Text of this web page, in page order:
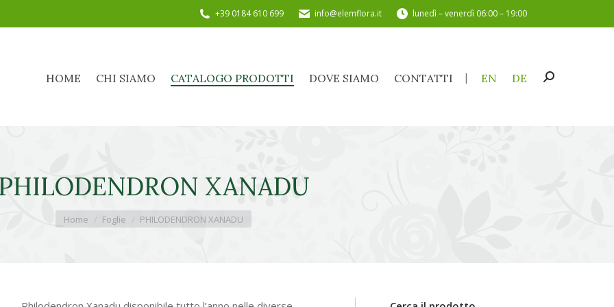
+39 0184 610 699 info@elemflora.it lunedì – venerdì 06:00 – 19:00
HOME CHI SIAMO CATALOGO PRODOTTI DOVE SIAMO CONTATTI EN DE Cerca:
PHILODENDRON XANADU
Tu sei qui:
Home Foglie PHILODENDRON XANADU
HOME CHI SIAMO CATALOGO PRODOTTI DOVE SIAMO CONTATTI EN DE